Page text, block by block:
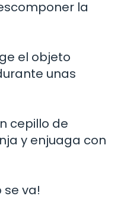
la
el objeto
unas
cepillo de
y enjuaga con
se va!